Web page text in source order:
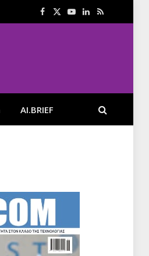
Facebook
X
YouTube
LinkedIn
RSS
AI.BRIEF